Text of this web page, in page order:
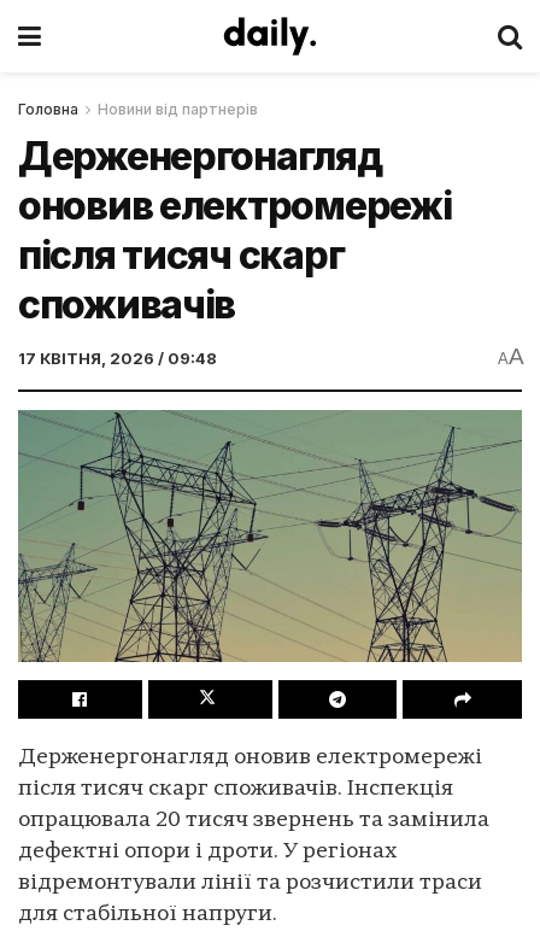
Головна Новини від партнерів
Держенергонагляд
оновив електромережі
після тисяч скарг
споживачів
17 КВІТНЯ, 2026 / 09:48 AA
Держенергонагляд оновив електромережі
після тисяч скарг споживачів. Інспекція
опрацювала 20 тисяч звернень та замінила
дефектні опори і дроти. У регіонах
відремонтували лінії та розчистили траси
для стабільної напруги.